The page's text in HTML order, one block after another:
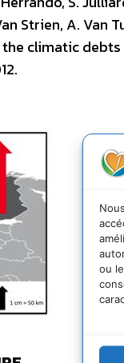
ou
Strien, A. Van
climatic